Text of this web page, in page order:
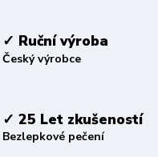
✓ Ruční výroba
Český výrobce
✓ 25 Let zkušeností
Bezlepkové pečení